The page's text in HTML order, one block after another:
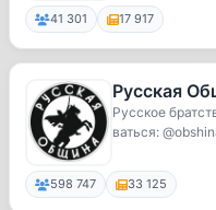
41 301 17 917
Русская
Русское
ваться:
598 747 33 125